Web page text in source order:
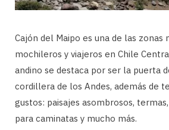
Cajón del Maipo es una de las zonas
mochileros y viajeros en Chile
andino se destaca por ser la puerta
cordillera de los Andes, además de
gustos: paisajes asombrosos,
para caminatas y mucho más.